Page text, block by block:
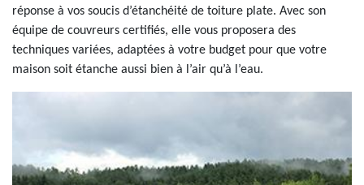
réponse à vos soucis d’étanchéité de toiture plate. Avec son
équipe de couvreurs certifiés, elle vous proposera des
techniques variées, adaptées à votre budget pour que votre
maison soit étanche aussi bien à l’air qu’à l’eau.